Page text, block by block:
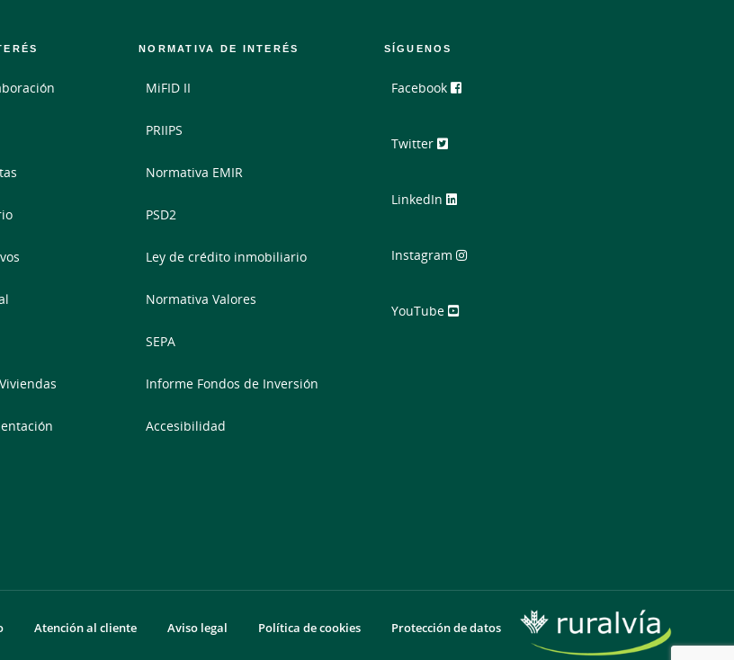
NORMATIVA DE INTERÉS
MiFID II
PRIIPS
Normativa EMIR
PSD2
Ley de crédito inmobiliario
Normativa Valores
SEPA
Informe Fondos de Inversión
Accesibilidad
SÍGUENOS
Facebook
Twitter
LinkedIn
Instagram
YouTube
Atención al cliente Aviso legal Política de cookies Protección de datos